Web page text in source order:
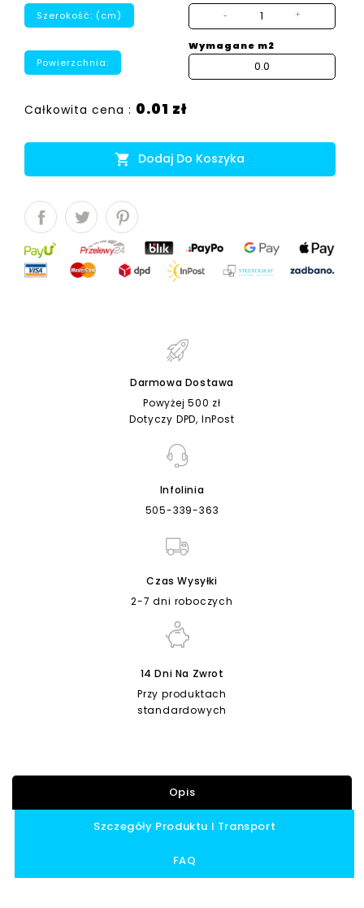
Szerokość: (cm) - +
Powierzchnia:
Wymagane m2
Całkowita cena : 0.01 zł
 Dodaj Do Koszyka
Darmowa Dostawa
Powyżej 500 zł
Dotyczy DPD, InPost
Infolinia
505-339-363
Czas Wysyłki
2-7 dni roboczych
14 Dni Na Zwrot
Przy produktach
standardowych
Opis
Szczegóły Produktu I Transport
FAQ